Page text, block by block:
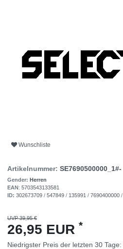
Wunschliste
Artikelnummer: SE7690500000_1#-
Gender: Herren
EAN: 5703543133581
ID: 302673709 / 547849 / 135991 / 7690400000 /
UVP 39,95 €
26,95 EUR *
Niedrigster Preis der letzten 30 Tage: